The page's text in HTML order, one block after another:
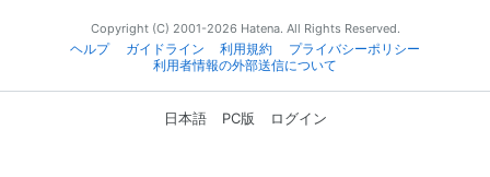
Copyright (C) 2001-2026 Hatena. All Rights Reserved.
ヘルプ
ガイドライン 利用規約
プライバシーポリシー
利用者情報の外部送信について
日本語 PC版 ログイン